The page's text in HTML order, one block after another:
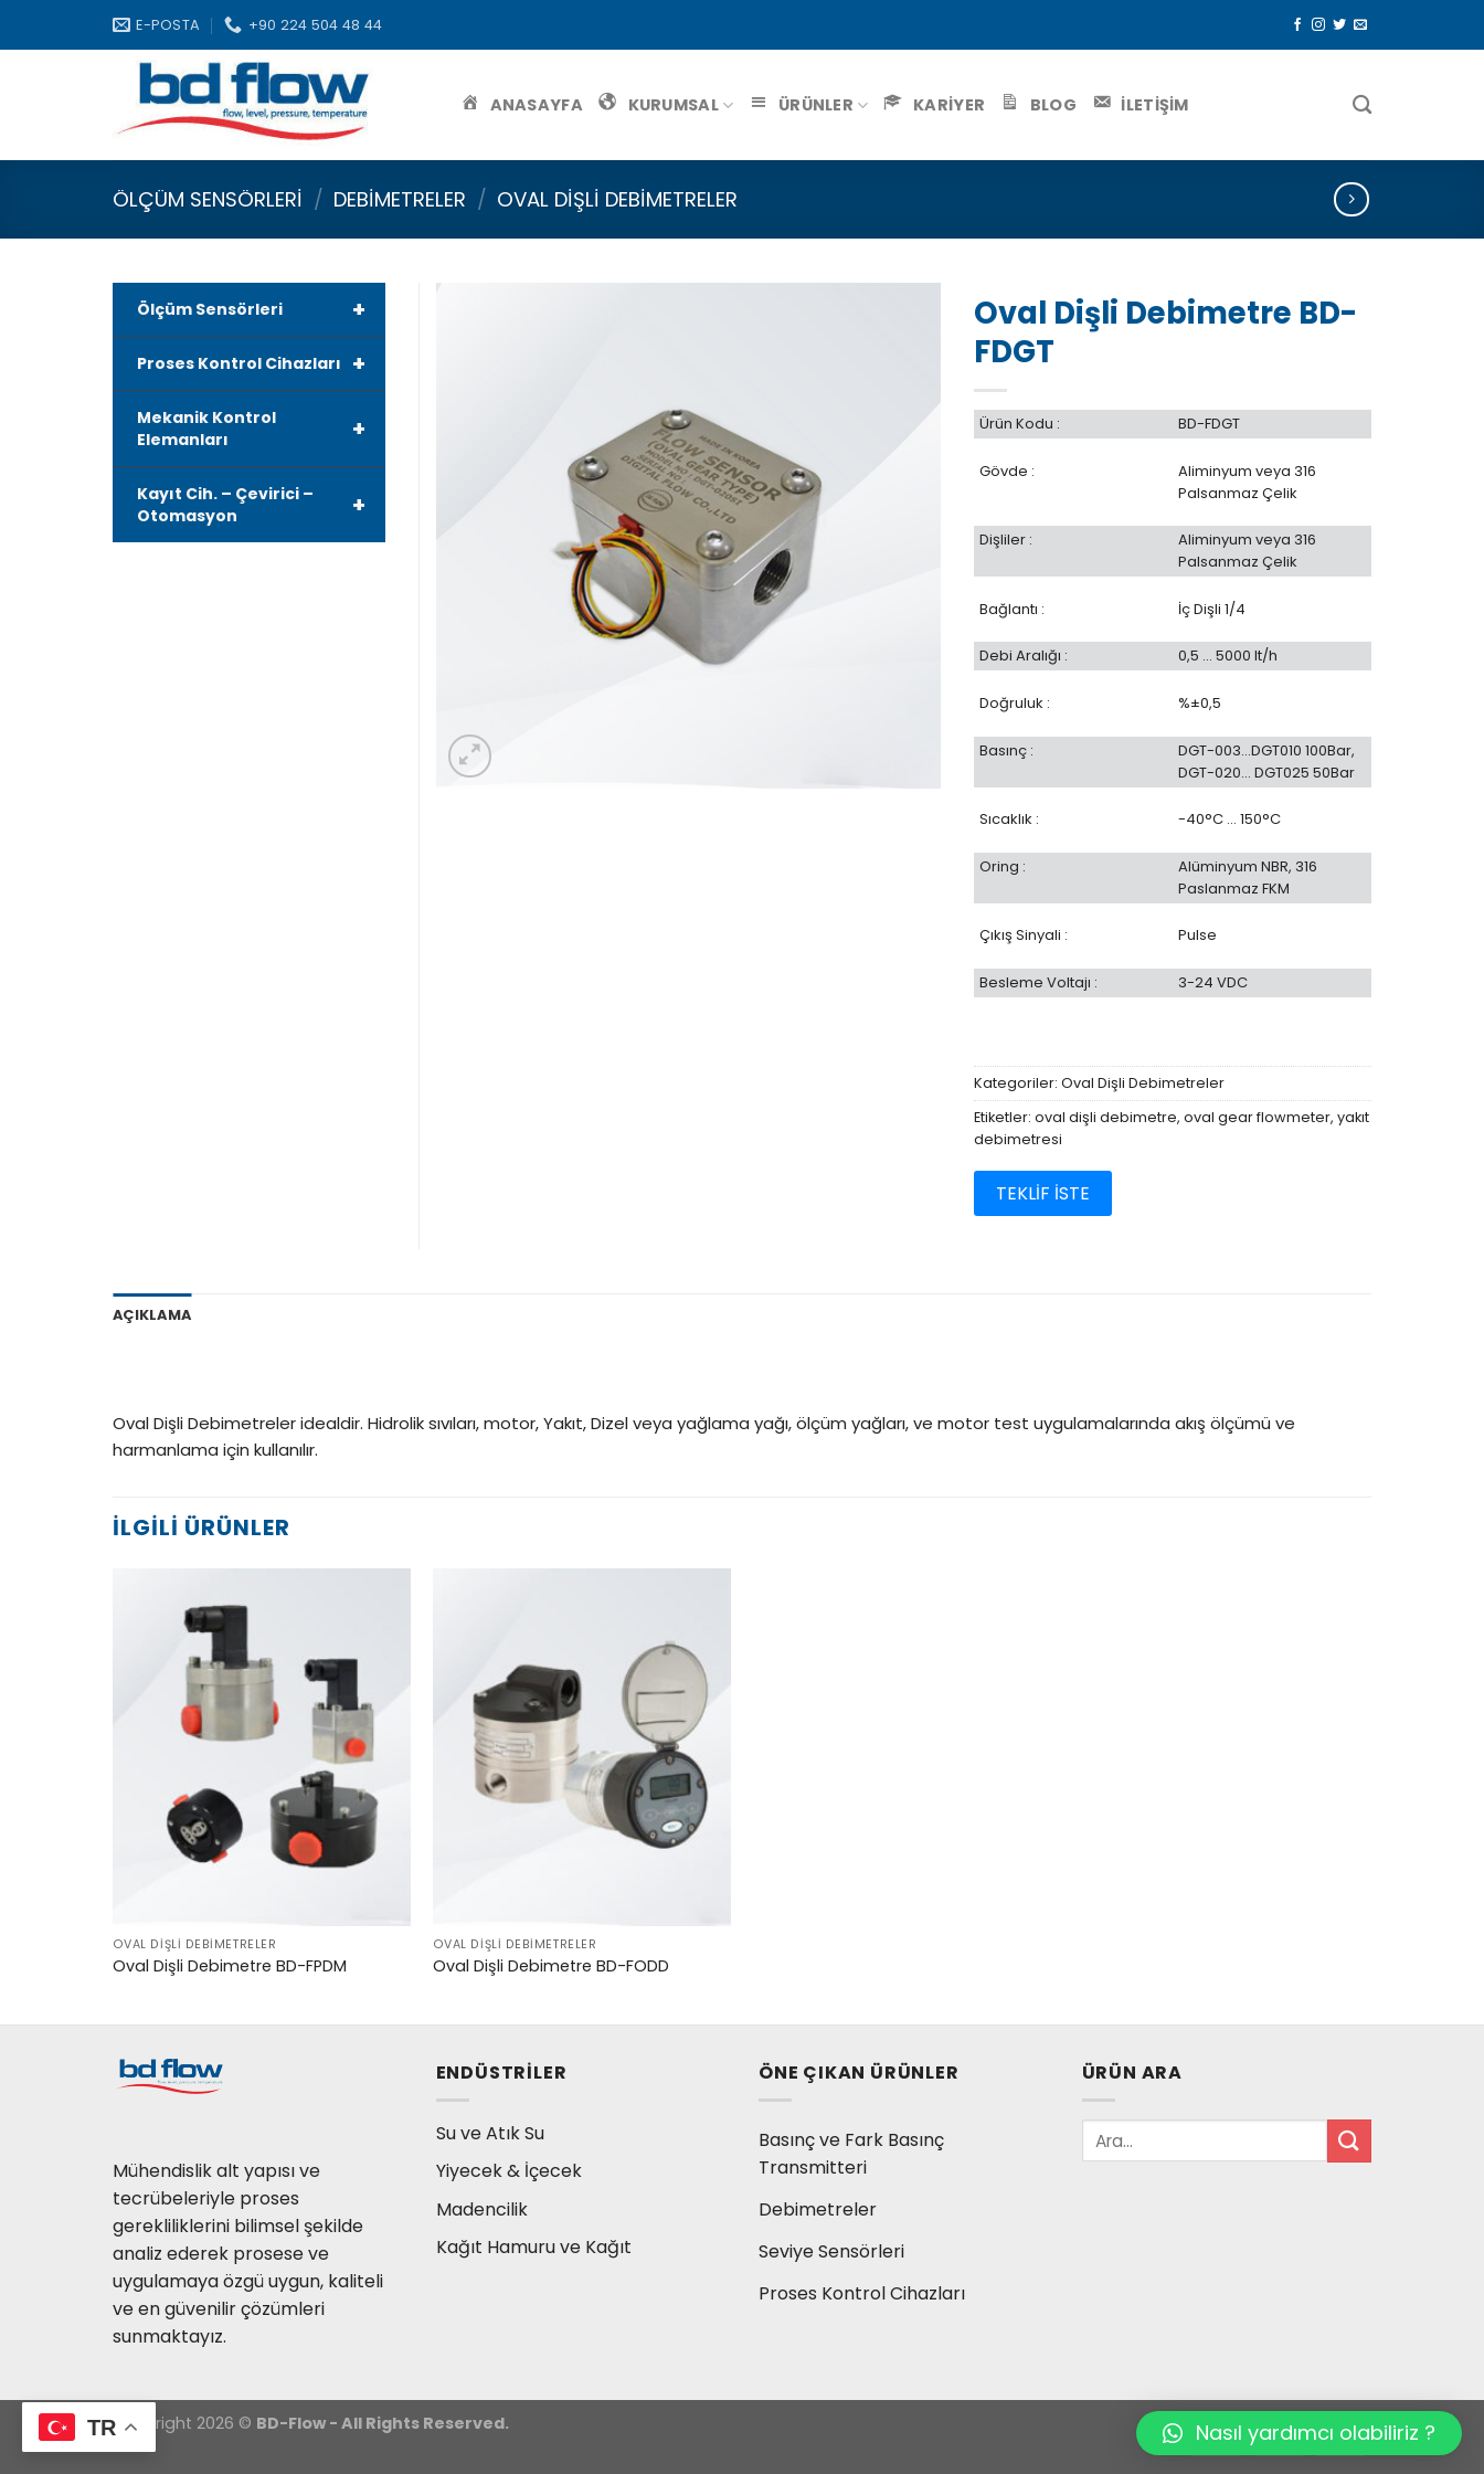
E-POSTA +90 224 504 48 44
ANASAYFA KURUMSAL ÜRÜNLER KARİYER BLOG İLETİŞİM
ÖLÇÜM SENSÖRLERI / DEBIMETRELER / OVAL DIŞLI DEBIMETRELER
Oval Dişli Debimetre BD-
FDGT
Ürün Kodu : BD-FDGT
Gövde :
Aliminyum veya 316
Palsanmaz Çelik
Dişliler :
Aliminyum veya 316
Palsanmaz Çelik
Bağlantı : İç Dişli 1/4
Debi Aralığı : 0,5 … 5000 lt/h
Doğruluk : %±0,5
Basınç :
DGT-003…DGT010 100Bar,
DGT-020… DGT025 50Bar
Sıcaklık : -40°C … 150°C
Oring :
Alüminyum NBR, 316
Paslanmaz FKM
Çıkış Sinyali : Pulse
Besleme Voltajı : 3-24 VDC
Kategoriler: Oval Dişli Debimetreler
Etiketler: oval dişli debimetre, oval gear flowmeter, yakıt
debimetresi
TEKLİF İSTE
+
Ölçüm Sensörleri
+
Proses Kontrol Cihazları
+
Mekanik Kontrol
Elemanları
+
Kayıt Cih. – Çevirici –
Otomasyon
AÇIKLAMA
Oval Dişli Debimetreler idealdir. Hidrolik sıvıları, motor, Yakıt, Dizel veya yağlama yağı, ölçüm yağları, ve motor test uygulamalarında akış ölçümü ve
harmanlama için kullanılır.
İLGILI ÜRÜNLER
OVAL DIŞLI DEBIMETRELER
Oval Dişli Debimetre BD-FPDM
OVAL DIŞLI DEBIMETRELER
Oval Dişli Debimetre BD-FODD
Mühendislik alt yapısı ve
tecrübeleriyle proses
gerekliliklerini bilimsel şekilde
analiz ederek prosese ve
uygulamaya özgü uygun, kaliteli
ve en güvenilir çözümleri
sunmaktayız.
ENDÜSTRILER
Su ve Atık Su
Yiyecek & İçecek
Madencilik
Kağıt Hamuru ve Kağıt
ÖNE ÇIKAN ÜRÜNLER
Basınç ve Fark Basınç
Transmitteri
Debimetreler
Seviye Sensörleri
Proses Kontrol Cihazları
ÜRÜN ARA
Copyright 2026 © BD-Flow - All Rights Reserved.
TR Nasıl yardımcı olabiliriz ?